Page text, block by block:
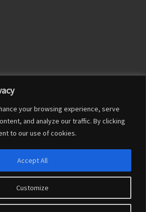
your browsing experience, serve
and analyze our traffic. By clicking
to our use of cookies.
Customize
Accept All
Franceschi– Tutti i diritti riservati